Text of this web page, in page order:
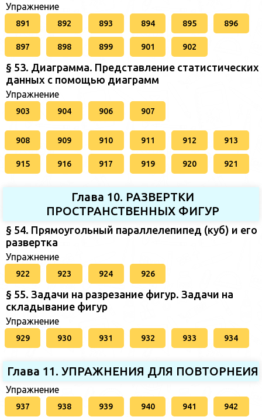
Упражнение
891 892 893 894 895 896
897 898 899 901 902
§ 53. Диаграмма. Представление статистических
данных с помощью диаграмм
Упражнение
903 904 906 907
908 909 910 911 912 913
915 916 917 919 920 921
Глава 10. РАЗВЕРТКИ
ПРОСТРАНСТВЕННЫХ ФИГУР
§ 54. Прямоугольный параллелепипед (куб) и его
развертка
Упражнение
922 923 924 926
§ 55. Задачи на разрезание фигур. Задачи на
складывание фигур
Упражнение
929 930 931 932 933 934
Глава 11. УПРАЖНЕНИЯ ДЛЯ ПОВТОРНЕИЯ
Упражнение
937 938 939 940 941 942